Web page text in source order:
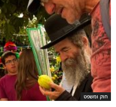
חוק ומשפט